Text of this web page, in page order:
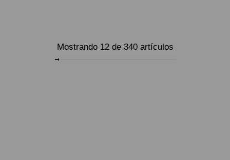
Mostrando 12 de 340 artículos